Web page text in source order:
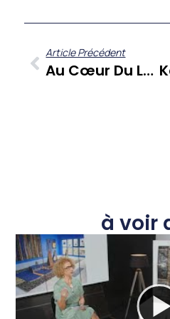
Article Précédent
Au Cœur Du Leadership Féminin En Martinique : Les ‘Artisanes De La Transformation’ Témoignent
à voir